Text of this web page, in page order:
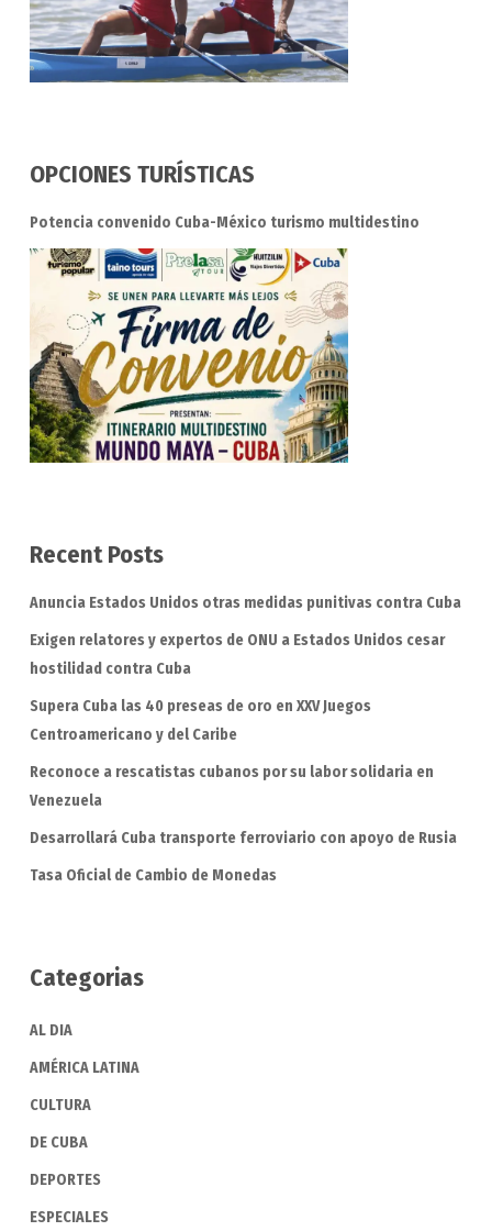
OPCIONES TURÍSTICAS
Potencia convenido Cuba-México turismo multidestino
Recent Posts
Anuncia Estados Unidos otras medidas punitivas contra Cuba
Exigen relatores y expertos de ONU a Estados Unidos cesar
hostilidad contra Cuba
Supera Cuba las 40 preseas de oro en XXV Juegos
Centroamericano y del Caribe
Reconoce a rescatistas cubanos por su labor solidaria en
Venezuela
Desarrollará Cuba transporte ferroviario con apoyo de Rusia
Tasa Oficial de Cambio de Monedas
Categorias
AL DIA
AMÉRICA LATINA
CULTURA
DE CUBA
DEPORTES
ESPECIALES